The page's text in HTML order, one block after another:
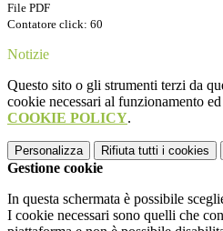
File PDF
Contatore click: 60
Notizie
Questo sito o gli strumenti terzi da
cookie necessari al funzionamento
COOKIE POLICY.
Personalizza Rifiuta tutti i cookies
Gestione cookie
In questa schermata è possibile
I cookie necessari sono quelli che